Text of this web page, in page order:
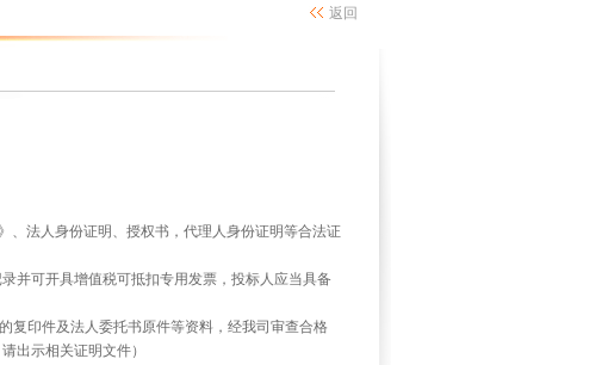
返回
、法人身份证明、授权书，代理人身份证明等合法证
并可开具增值税可抵扣专用发票，投标人应当具备
复印件及法人委托书原件等资料，经我司审查合格
出示相关证明文件）